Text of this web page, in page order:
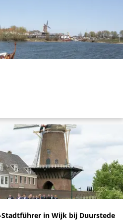
in Wijk bij Duurstede